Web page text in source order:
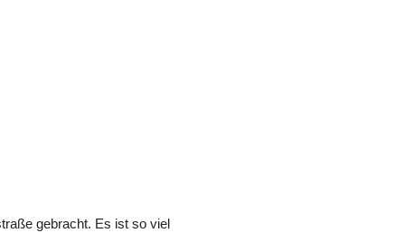
gebracht. Es ist so viel